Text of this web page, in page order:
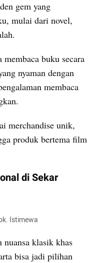
gem yang
mulai dari novel,
buku secara
nyaman dengan
membaca
merchandise unik,
produk bertema film
di Sekar
Istimewa
nuansa klasik khas
bisa jadi pilihan